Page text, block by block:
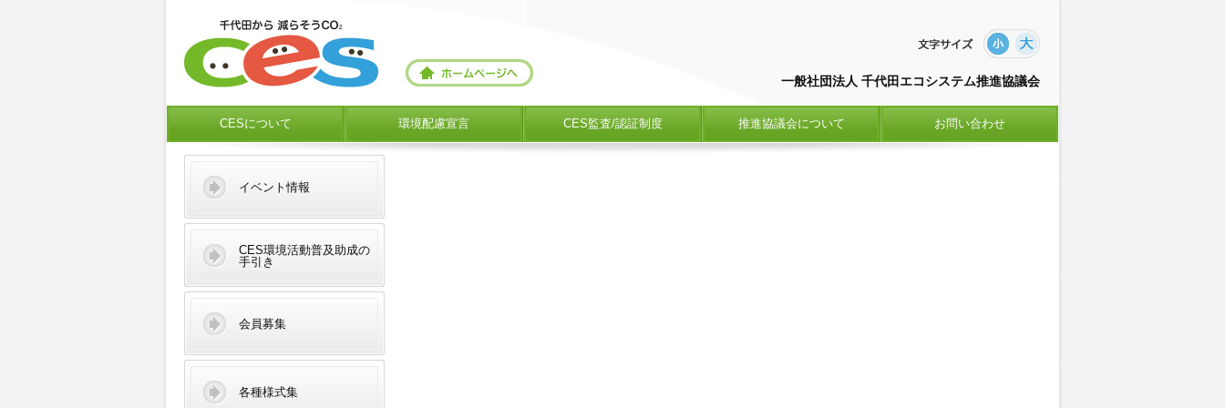
一般社団法人 千代田エコシステム推進協議会
CESについて 環境配慮宣言 CES監査/認証制度 推進協議会について お問い合わせ
イベント情報
CES環境活動普及助成の
手引き
会員募集
各種様式集